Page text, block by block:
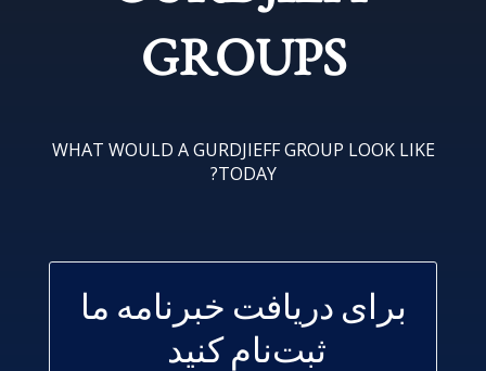
GROUPS
WHAT WOULD A GURDJIEFF GROUP LOOK LIKE
TODAY?
برای دریافت خبرنامه ما
ثبت‌نام کنید